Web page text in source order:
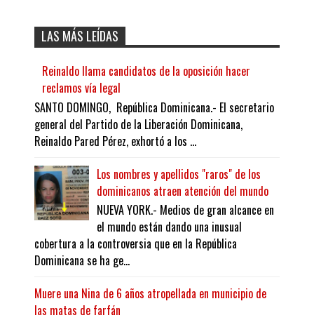
LAS MÁS LEÍDAS
Reinaldo llama candidatos de la oposición hacer
reclamos vía legal
SANTO DOMINGO, República Dominicana.- El secretario
general del Partido de la Liberación Dominicana,
Reinaldo Pared Pérez, exhortó a los ...
Los nombres y apellidos "raros" de los
dominicanos atraen atención del mundo
NUEVA YORK.- Medios de gran alcance en
el mundo están dando una inusual
cobertura a la controversia que en la República
Dominicana se ha ge...
Muere una Nina de 6 años atropellada en municipio de
las matas de farfán